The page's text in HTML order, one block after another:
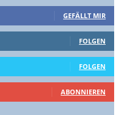
GEFÄLLT MIR
FOLGEN
FOLGEN
ABONNIEREN